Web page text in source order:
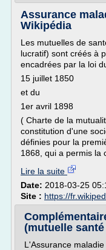
Assurance
Wikipédia
Les mutuelles de
lucratif) sont créés à
encadrées par la loi
15 juillet 1850
et du
1er avril 1898
( Charte de la
constitution d'une
définies pour la
1868, qui a permis la
Lire la suite
Date: 2018-03-25
Site : https://
(mutuelle santé
L'Assurance